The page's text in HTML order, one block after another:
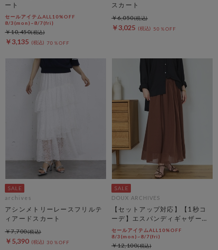
ート
セールアイテムALL10%OFF
8/3(mon)~8/7(fri)
￥3,135 70％OFF
￥10,450
スカート
￥3,025 50％OFF
￥6,050
archives
アシンメトリーレースフリルテ
ィアードスカート
￥5,390 30％OFF
￥7,700
DOUX ARCHIVES
【セットアップ対応】【1秒コ
ーデ】エスパンディギャザース
カート
セールアイテムALL10%OFF
8/3(mon)~8/7(fri)
￥12,100